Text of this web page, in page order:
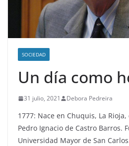
SOCIEDAD
Un día como
31 julio, 2021 Debora Pedreira
1777: Nace en Chuquis, La
Pedro Ignacio de Castro Barros.
Universidad Mayor de San